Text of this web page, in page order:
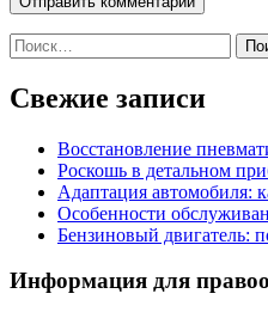
Найти:
Свежие записи
Восстановление
Роскошь в детальном
Адаптация автомобиля:
Особенности
Бензиновый двигатель:
Информация для